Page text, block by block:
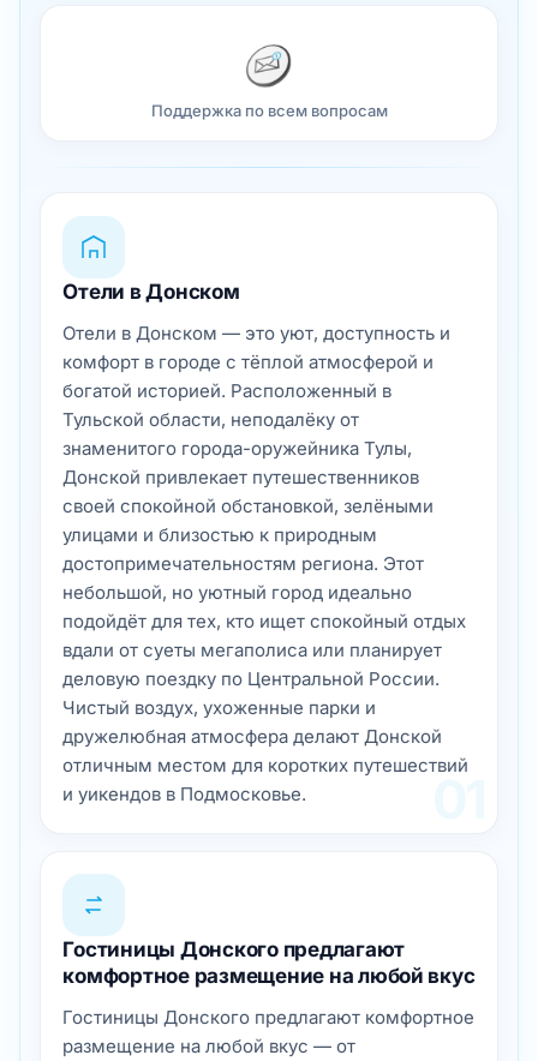
Поддержка по всем вопросам
Отели в Донском
Отели в Донском — это уют, доступность и
комфорт в городе с тёплой атмосферой и
богатой историей. Расположенный в
Тульской области, неподалёку от
знаменитого города-оружейника Тулы,
Донской привлекает путешественников
своей спокойной обстановкой, зелёными
улицами и близостью к природным
достопримечательностям региона. Этот
небольшой, но уютный город идеально
подойдёт для тех, кто ищет спокойный отдых
вдали от суеты мегаполиса или планирует
деловую поездку по Центральной России.
Чистый воздух, ухоженные парки и
дружелюбная атмосфера делают Донской
отличным местом для коротких путешествий
и уикендов в Подмосковье.
Гостиницы Донского предлагают
комфортное размещение на любой вкус
Гостиницы Донского предлагают комфортное
размещение на любой вкус — от